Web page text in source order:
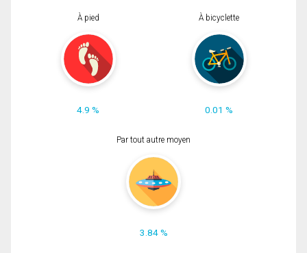
À pied
4.9 %
À bicyclette
0.01 %
Par tout autre moyen
3.84 %